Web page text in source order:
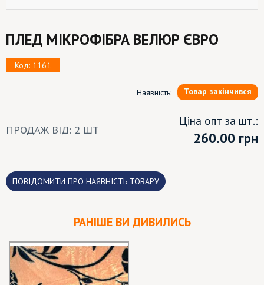
ПЛЕД МІКРОФІБРА ВЕЛЮР ЄВРО
Код: 1161
Наявність: Товар закінчився
ПРОДАЖ ВІД: 2 ШТ
Ціна опт за шт.:
260.00 грн
ПОВІДОМИТИ ПРО НАЯВНІСТЬ ТОВАРУ
РАНІШЕ ВИ ДИВИЛИСЬ